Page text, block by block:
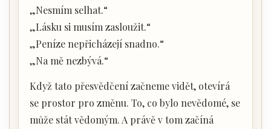
„Nesmím selhat.“
„Lásku si musím zasloužit.“
„Peníze nepřicházejí snadno.“
„Na mě nezbývá.“
Když tato přesvědčení začneme vidět, otevírá
se prostor pro změnu. To, co bylo nevědomé, se
může stát vědomým. A právě v tom začíná